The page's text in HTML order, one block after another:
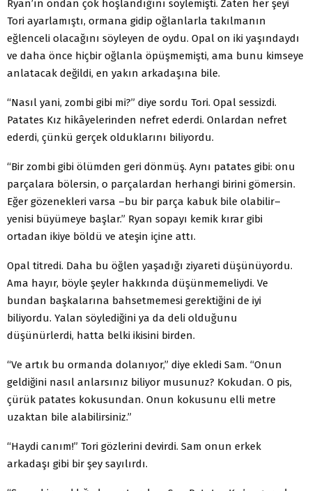
Ryan’ın ondan çok hoşlandığını söylemişti. Zaten her şeyi
Tori ayarlamıştı, ormana gidip oğlanlarla takılmanın
eğlenceli olacağını söyleyen de oydu. Opal on iki yaşındaydı
ve daha önce hiçbir oğlanla öpüşmemişti, ama bunu kimseye
anlatacak değildi, en yakın arkadaşına bile.
“Nasıl yani, zombi gibi mi?” diye sordu Tori. Opal sessizdi.
Patates Kız hikâyelerinden nefret ederdi. Onlardan nefret
ederdi, çünkü gerçek olduklarını biliyordu.
“Bir zombi gibi ölümden geri dönmüş. Aynı patates gibi: onu
parçalara bölersin, o parçalardan herhangi birini gömersin.
Eğer gözenekleri varsa –bu bir parça kabuk bile olabilir–
yenisi büyümeye başlar.” Ryan sopayı kemik kırar gibi
ortadan ikiye böldü ve ateşin içine attı.
Opal titredi. Daha bu öğlen yaşadığı ziyareti düşünüyordu.
Ama hayır, böyle şeyler hakkında düşünmemeliydi. Ve
bundan başkalarına bahsetmemesi gerektiğini de iyi
biliyordu. Yalan söylediğini ya da deli olduğunu
düşünürlerdi, hatta belki ikisini birden.
“Ve artık bu ormanda dolanıyor,” diye ekledi Sam. “Onun
geldiğini nasıl anlarsınız biliyor musunuz? Kokudan. O pis,
çürük patates kokusundan. Onun kokusunu elli metre
uzaktan bile alabilirsiniz.”
“Haydi canım!” Tori gözlerini devirdi. Sam onun erkek
arkadaşı gibi bir şey sayılırdı.